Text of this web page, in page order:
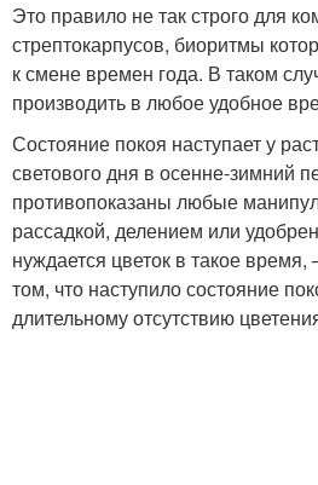
Это правило не так строго для
стрептокарпусов, биоритмы
к смене времен года. В таком
производить в любое удобное
Состояние покоя наступает у
светового дня в осенне-зимний
противопоказаны любые
рассадкой, делением или
нуждается цветок в такое
том, что наступило состояние
длительному отсутствию